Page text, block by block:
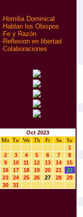
· Homilia Dominical
· Hablan los Obispos
· Fe y Razón
· Reflexion en libertad
·Colaboraciones
Oct 2023
Mo
Tu We Th Fr Sa
Su
1
2
3 4 5 6 7
8
9
10 11 12 13 14
15
16
17 18 19 20 21
22
23
24 25 26 27 28
29
30
31